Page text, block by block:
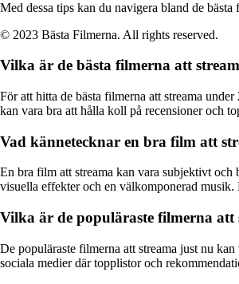
Med dessa tips kan du navigera bland de
© 2023 Bästa Filmerna. All rights reserved.
Vilka är de bästa filmerna att
För att hitta de bästa filmerna att streama
kan vara bra att hålla koll på recensioner och
Vad kännetecknar en bra film att
En bra film att streama kan vara subjektivt och
visuella effekter och en välkomponerad musik.
Vilka är de populäraste filmerna att
De populäraste filmerna att streama just nu
sociala medier där topplistor och